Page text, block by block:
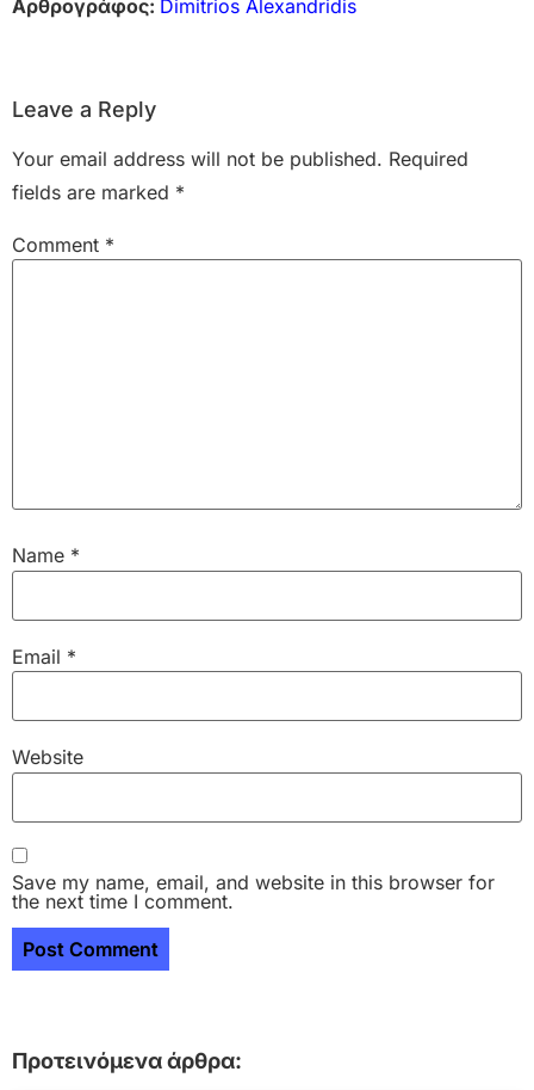
Αρθρογράφος: Dimitrios Alexandridis
Leave a Reply
Your email address will not be published. Required
fields are marked *
Comment *
Name *
Email *
Website
Save my name, email, and website in this browser for
the next time I comment.
Προτεινόμενα άρθρα: